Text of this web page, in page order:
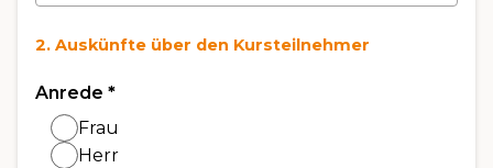
2. Auskünfte über den Kursteilnehmer
Anrede *
Frau
Herr